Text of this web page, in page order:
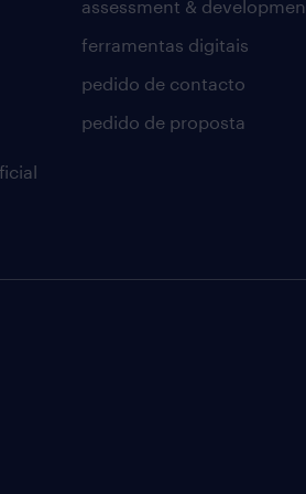
assessment &
ferramentas digitais
pedido de contacto
pedido de proposta